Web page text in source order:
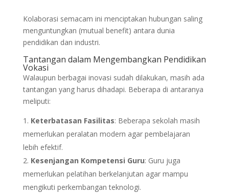
Kolaborasi semacam ini menciptakan hubungan saling
menguntungkan (mutual benefit) antara dunia
pendidikan dan industri.
Tantangan dalam Mengembangkan Pendidikan
Vokasi
Walaupun berbagai inovasi sudah dilakukan, masih ada
tantangan yang harus dihadapi. Beberapa di antaranya
meliputi:
Keterbatasan Fasilitas: Beberapa sekolah masih
memerlukan peralatan modern agar pembelajaran
lebih efektif.
Kesenjangan Kompetensi Guru: Guru juga
memerlukan pelatihan berkelanjutan agar mampu
mengikuti perkembangan teknologi.